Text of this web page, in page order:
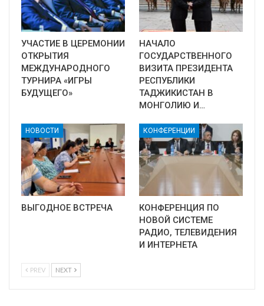
УЧАСТИЕ В ЦЕРЕМОНИИ
ОТКРЫТИЯ
МЕЖДУНАРОДНОГО
ТУРНИРА «ИГРЫ
БУДУЩЕГО»
НАЧАЛО
ГОСУДАРСТВЕННОГО
ВИЗИТА ПРЕЗИДЕНТА
РЕСПУБЛИКИ
ТАДЖИКИСТАН В
МОНГОЛИЮ И…
НОВОСТИ
ВЫГОДНОЕ ВСТРЕЧА
КОНФЕРЕНЦИИ
КОНФЕРЕНЦИЯ ПО
НОВОЙ СИСТЕМЕ
РАДИО, ТЕЛЕВИДЕНИЯ
И ИНТЕРНЕТА
PREV NEXT